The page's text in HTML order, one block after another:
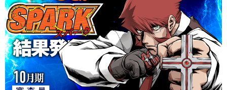
24年2月期 24年1月期 23年12月期 23年11月期
23年10月期 23年9月期 23年8月期 23年7月期
23年6月期 23年5月期 23年4月期 23年3月期
23年2月期 23年1月期 22年12月期 22年11月期